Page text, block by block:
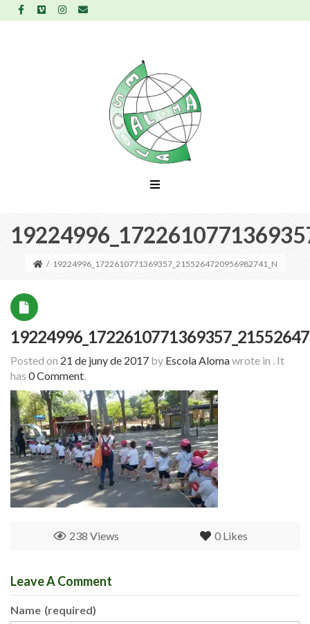
/ 19224996_1722610771369357_2155264720956982741_N
Posted on 21 de juny de 2017 by Escola Alomawrote in . It
has 0 Comment.
0 Likes
238 Views
Leave A Comment
Name (required)